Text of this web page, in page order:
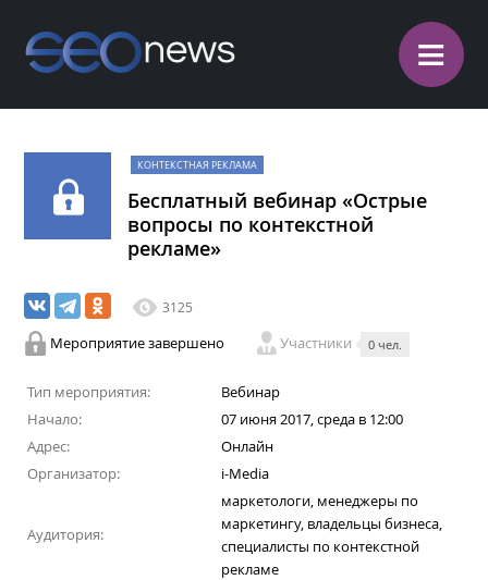
≡
КОНТЕКСТНАЯ РЕКЛАМА
Бесплатный вебинар «Острые
вопросы по контекстной
рекламе»
3125
Мероприятие завершено Участники 0 чел.
Тип мероприятия:
Вебинар
Начало:
07 июня 2017, среда в 12:00
Адрес:
Онлайн
Организатор:
i-Media
Аудитория:
маркетологи, менеджеры по
маркетингу, владельцы бизнеса,
специалисты по контекстной
рекламе